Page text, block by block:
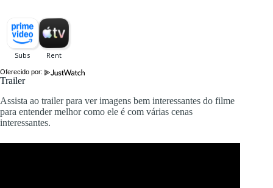
Oferecido por:
Trailer
Assista ao trailer para ver imagens bem interessantes do filme
para entender melhor como ele é com várias cenas
interessantes.